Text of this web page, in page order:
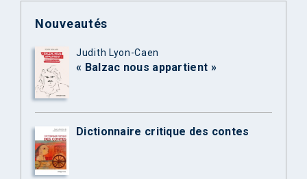
Nouveautés
Judith Lyon-Caen
« Balzac nous appartient »
Dictionnaire critique des contes